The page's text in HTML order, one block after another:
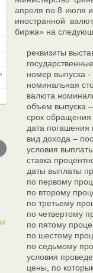
апреля по 8 июля
иностранной
биржа» на
реквизиты
номер выпуска -
номинальная
валюта
объем выпуска
срок
дата погашения
вид дохода –
условия
ставка
даты выплаты
по первому
по второму
по третьему
по четвертому
по пятому
по шестому
по седьмому
условия
цены, по